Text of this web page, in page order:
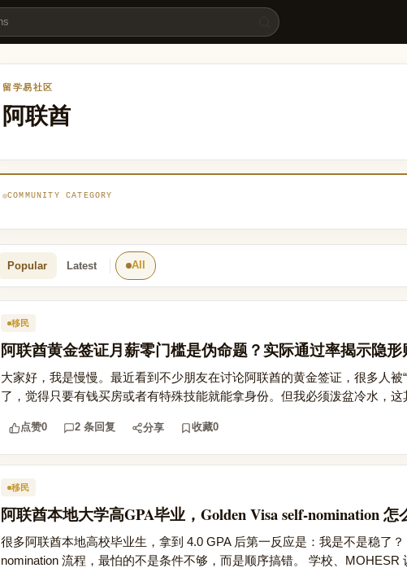
留学易社区
阿联酋
COMMUNITY CATEGORY
Popular Latest All
移民
阿联酋黄金签证月薪零门槛是伪命题？实际通过率揭示隐
大家好，我是慢慢。最近看到不少朋友在讨论阿联酋的黄金签证，很多人被
了，觉得只要有钱买房或者有特殊技能就能拿身份。但我必须泼盆冷水，这
点赞0 2 条回复 分享 收藏0
移民
阿联酋本地大学高GPA毕业，Golden Visa self-nomination 怎
很多阿联酋本地高校毕业生，拿到 4.0 GPA 后第一反应是：我是不是稳了
nomination 流程，最怕的不是条件不够，而是顺序搞错。 学校、MOHESR